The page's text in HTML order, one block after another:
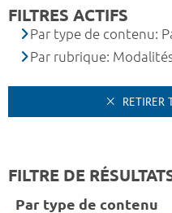
FILTRES ACTIFS
Par type de contenu:
Par rubrique:
RETIRER
FILTRE DE
Par type de contenu